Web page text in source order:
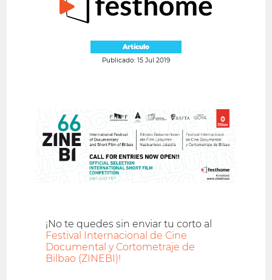
Artículo
Publicado: 15 Jul 2019
¡No te quedes sin enviar tu corto al
Festival Internacional de Cine
Documental y Cortometraje de
Bilbao (ZINEBI)!